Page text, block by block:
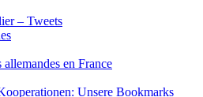
– Tweets
en France
Unsere Bookmarks